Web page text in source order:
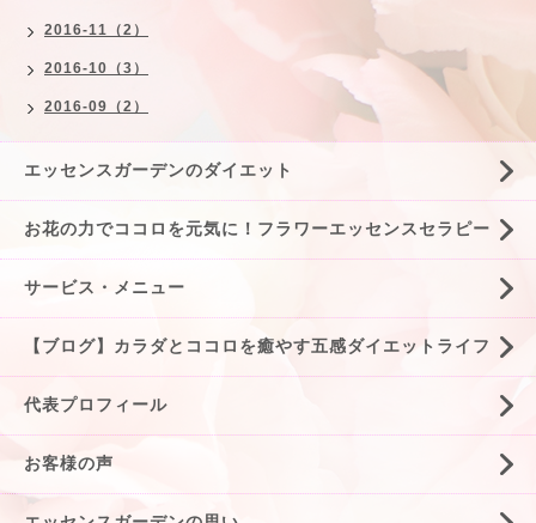
2016-11（2）
2016-10（3）
2016-09（2）
エッセンスガーデンのダイエット
お花の力でココロを元気に！フラワーエッセンスセラピー
サービス・メニュー
【ブログ】カラダとココロを癒やす五感ダイエットライフ
代表プロフィール
お客様の声